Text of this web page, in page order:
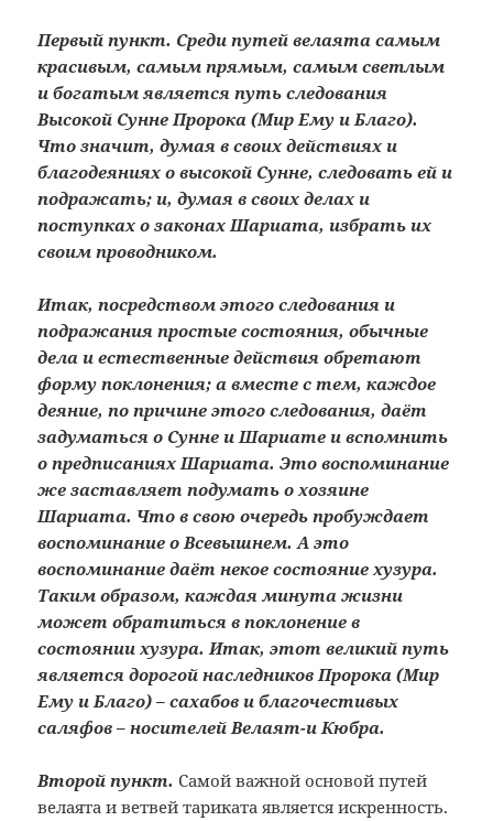
Первый пункт. Среди путей велаята самым
красивым, самым прямым, самым светлым
и богатым является путь следования
Высокой Сунне Пророка (Мир Ему и Благо).
Что значит, думая в своих действиях и
благодеяниях о высокой Сунне, следовать ей и
подражать; и, думая в своих делах и
поступках о законах Шариата, избрать их
своим проводником.
Итак, посредством этого следования и
подражания простые состояния, обычные
дела и естественные действия обретают
форму поклонения; а вместе с тем, каждое
деяние, по причине этого следования, даёт
задуматься о Сунне и Шариате и вспомнить
о предписаниях Шариата. Это воспоминание
же заставляет подумать о хозяине
Шариата. Что в свою очередь пробуждает
воспоминание о Всевышнем. А это
воспоминание даёт некое состояние хузура.
Таким образом, каждая минута жизни
может обратиться в поклонение в
состоянии хузура. Итак, этот великий путь
является дорогой наследников Пророка (Мир
Ему и Благо) – сахабов и благочестивых
саляфов – носителей Велаят-и Кюбра.
Второй пункт. Самой важной основой путей
велаята и ветвей тариката является искренность.